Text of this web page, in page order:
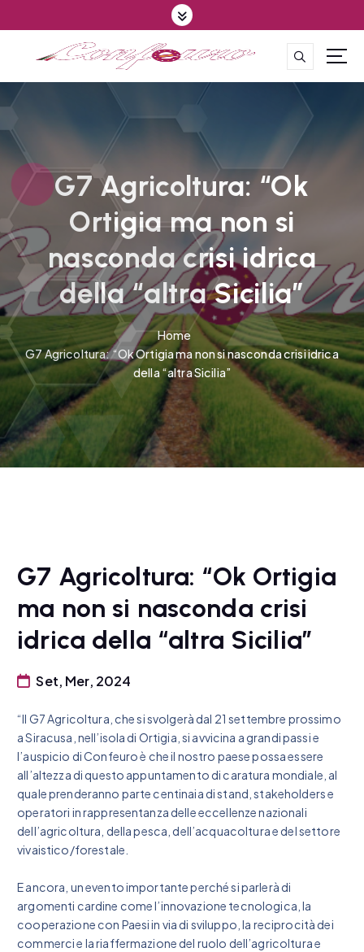
k
t
t
G7 Agricoltura: “Ok
Ortigia ma non si
nasconda crisi idrica
della “altra Sicilia”
Home
G7 Agricoltura: “Ok Ortigia ma non si nasconda crisi idrica
della “altra Sicilia”
G7 Agricoltura: “Ok Ortigia
ma non si nasconda crisi
idrica della “altra Sicilia”
Set, Mer, 2024
“Il G7 Agricoltura, che si svolgerà dal 21 settembre prossimo
a Siracusa, nell’isola di Ortigia, si avvicina a grandi passi e
l’auspicio di Confeuro è che il nostro paese possa essere
all’altezza di questo appuntamento di caratura mondiale, al
quale prenderanno parte centinaia di stand, stakeholders e
operatori in rappresentanza delle eccellenze nazionali
dell’agricoltura, della pesca, dell’acquacoltura e del settore
vivaistico/forestale.
E ancora, un evento importante perché si parlerà di
argomenti cardine come l’innovazione tecnologica, la
cooperazione con Paesi in via di sviluppo, la reciprocità dei
commerci e la riaffermazione del ruolo dell’agricoltura e